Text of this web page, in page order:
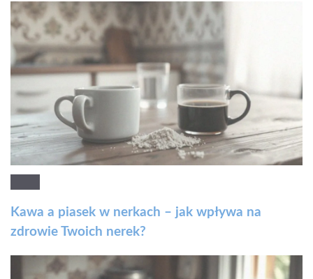
Kawa a piasek w nerkach – jak wpływa na
zdrowie Twoich nerek?